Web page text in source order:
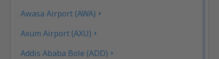
Awasa Airport (AWA)
Axum Airport (AXU)
Addis Ababa Bole (ADD)